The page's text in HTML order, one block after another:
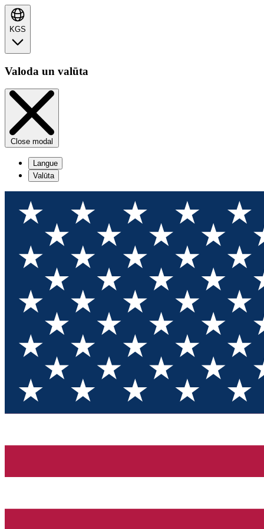
KGS
Valoda un valūta
Close modal
Langue
Valūta